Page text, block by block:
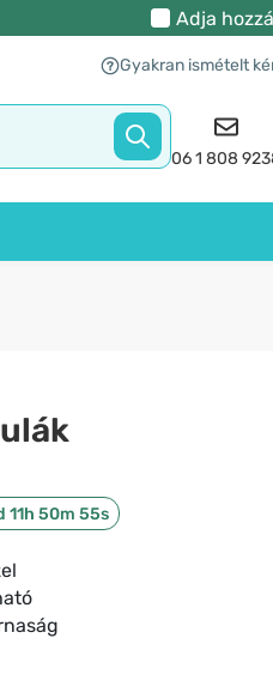
Adja
Gyakran ismételt
06 1 808
11h 50m 54s